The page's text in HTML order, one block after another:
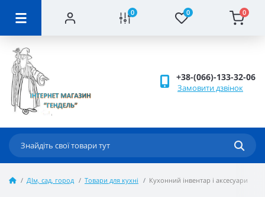
0 0 0
+38-(066)-133-32-06
Замовити дзвінок
ДІм, сад, город Товари для кухні Кухонний інвентар і аксесуари